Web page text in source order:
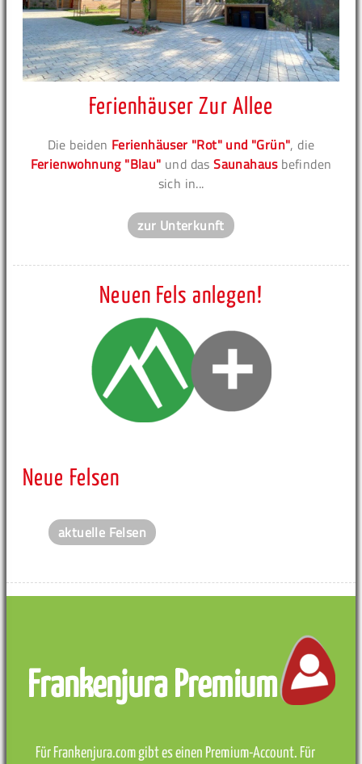
Ferienhäuser Zur Allee
Die beiden Ferienhäuser "Rot" und "Grün", die
Ferienwohnung "Blau" und dasSaunahausbefinden
sich in...
zur Unterkunft
Neuen Fels anlegen!
Neue Felsen
aktuelle Felsen
Frankenjura Premium
Für Frankenjura.com gibt es einen Premium-Account. Für